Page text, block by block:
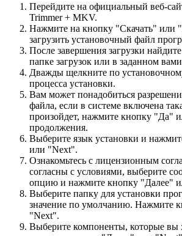
Перейдите на официальный веб-
Trimmer + MKV.
Нажмите на кнопку "Скачать" или
загрузить установочный файл
После завершения загрузки
папке загрузок или в заданном
Дважды щелкните по
процесса установки.
Вам может понадобиться
файла, если в системе включена
произойдет, нажмите кнопку "Да"
продолжения.
Выберите язык установки и
или "Next".
Ознакомьтесь с лицензионным
согласны с условиями, выберите
опцию и нажмите кнопку "Далее"
Выберите папку для установки
значение по умолчанию. Нажмите
"Next".
Выберите компоненты, которые вы